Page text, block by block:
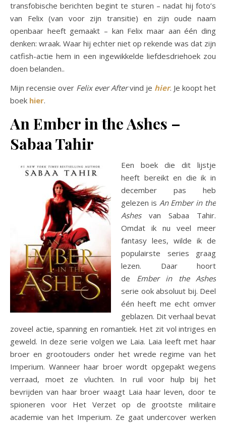
transfobische berichten begint te sturen – nadat hij foto’s
van Felix (van voor zijn transitie) en zijn oude naam
openbaar heeft gemaakt – kan Felix maar aan één ding
denken: wraak. Waar hij echter niet op rekende was dat zijn
catfish-actie hem in een ingewikkelde liefdesdriehoek zou
doen belanden..
Mijn recensie over Felix ever Aftervind je hier. Je koopt het
boek hier.
An Ember in the Ashes –
Sabaa Tahir
Een boek die dit lijstje
heeft bereikt en die ik in
december pas heb
gelezen is An Ember in the
Ashesvan Sabaa Tahir.
Omdat ik nu veel meer
fantasy lees, wilde ik de
populairste series graag
lezen. Daar hoort
de Ember in the Ashes
serie ook absoluut bij. Deel
één heeft me echt omver
geblazen. Dit verhaal bevat
zoveel actie, spanning en romantiek. Het zit vol intriges en
geweld. In deze serie volgen we Laia. Laia leeft met haar
broer en grootouders onder het wrede regime van het
Imperium. Wanneer haar broer wordt opgepakt wegens
verraad, moet ze vluchten. In ruil voor hulp bij het
bevrijden van haar broer waagt Laia haar leven, door te
spioneren voor Het Verzet op de grootste militaire
academie van het Imperium. Ze gaat undercover werken